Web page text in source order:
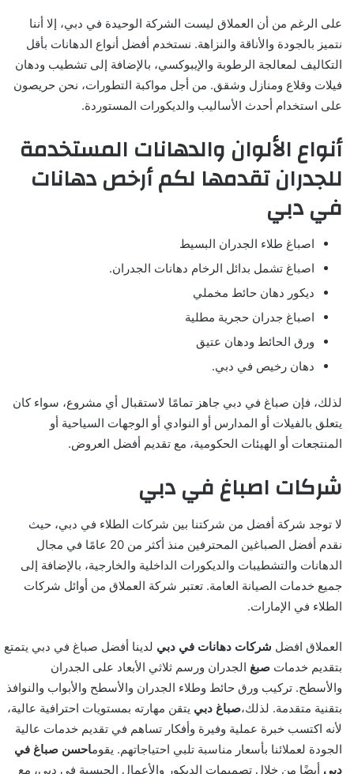
على الرغم من أن العملاق ليست الشركة الوحيدة في دبي، إلا أننا
نتميز بالجودة والأناقة والنزاهة. نستخدم أفضل أنواع الدهانات بأقل
التكاليف لمعالجة الرطوبة والإيبوكسي، بالإضافة إلى تشطيب ودهان
فيلات وقلاع ومنازل وشقق. من أجل مواكبة التطورات، نحن حريصون
على استخدام أحدث الأساليب والديكورات المستوردة.
أنواع الألوان والدهانات المستخدمة
للجدران تقدمها لكم أرخص دهانات
في دبي
اصباغ طلاء الجدران البسيط
اصباغ تشمل بدائل الرخام دهانات الجدران.
ديكور دهان حائط مخملي
اصباغ جدران حجرية مطلية
ورق الحائط ودهان عتيق
دهان رخيص في دبي.
لذلك، فإن صباغ في دبي جاهز تمامًا لاستقبال أي مشروع، سواء كان
يتعلق بالفيلات أو المدارس أو النوادي أو الوجهات السياحية أو
المنتجعات أو الهيئات الحكومية، مع تقديم أفضل العروض.
شركات اصباغ في دبي
لا توجد شركة أفضل من شركتنا بين شركات الطلاء في دبي، حيث
نقدم أفضل الصباغين المحترفين منذ أكثر من 20 عامًا في مجال
الدهانات والتشطيبات والديكورات الداخلية والخارجية، بالإضافة إلى
جميع خدمات الصيانة العامة. تعتبر شركة العملاق من أوائل شركات
الطلاء في الإمارات.
العملاق افضل شركات دهانات في دبي لدينا أفضل صباغ في دبي يتمتع
بتقديم خدمات صبغ الجدران ورسم ثلاثي الأبعاد على الجدران
والأسطح. تركيب ورق حائط وطلاء الجدران والأسطح والأبواب والنوافذ
بتقنية متقدمة. لذلك،صباغ دبي يتقن مهارته بمستويات احترافية عالية،
لأنه اكتسب خبرة عملية وفيرة وأفكار تساهم في تقديم خدمات عالية
الجودة لعملائنا بأسعار مناسبة تلبي احتياجاتهم. يقوماحسن صباغ في
دبي أيضًا من خلال تصميمات الديكور والأعمال الجبسية في دبي، مع